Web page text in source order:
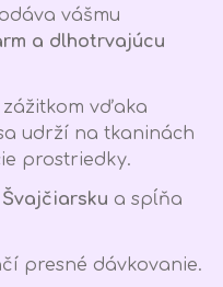
vášmu
a dlhotrvajúcu
vďaka
udrží na tkaninách
prostriedky.
a spĺňa
presné dávkovanie.